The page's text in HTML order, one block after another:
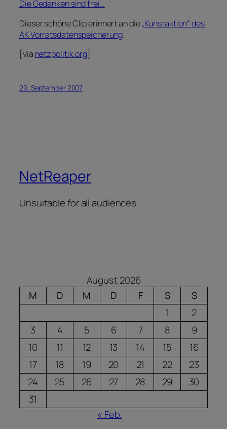
Die Gedanken sind frei…
Dieser schöne Clip erinnert an die„Kunstaktion“ des
AK Vorratsdatenspeicherung.
[via netzpolitik.org]
29. September 2007
NetReaper
Unsuitable for all audiences
August 2026
M
D M D F S
S
1
2
3
4 5 6 7 8
9
10
11 12 13 14 15
16
17
18 19 20 21 22
23
24
25 26 27 28 29
30
31
« Feb.